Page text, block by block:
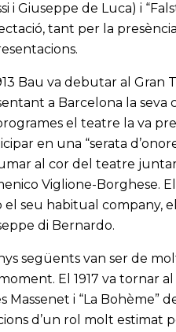
i Giuseppe de Luca) i
tant per la
Bau va debutar al Gran
a Barcelona la seva
el teatre la va
en una “serata
al cor del teatre
Viglione-Borghese.
el seu habitual company,
di Bernardo.
següents van ser de
El 1917 va tornar
Massenet i “La Bohème”
d’un rol molt estimat